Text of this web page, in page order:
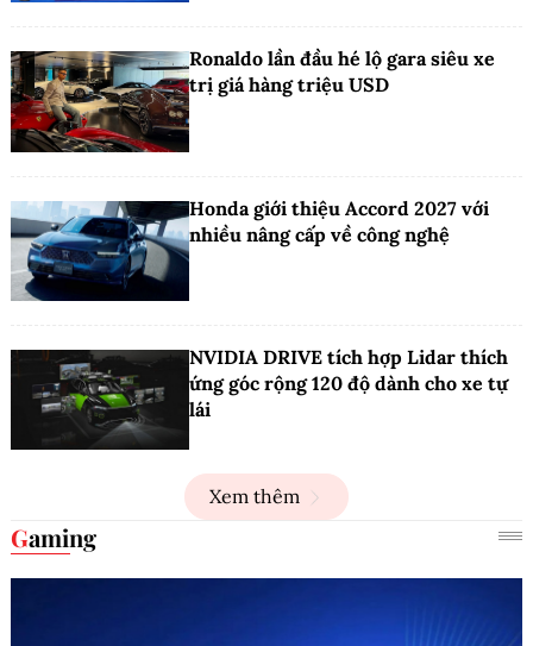
Ronaldo lần đầu hé lộ gara siêu xe
trị giá hàng triệu USD
Honda giới thiệu Accord 2027 với
nhiều nâng cấp về công nghệ
NVIDIA DRIVE tích hợp Lidar thích
ứng góc rộng 120 độ dành cho xe tự
lái
Xem thêm
Gaming